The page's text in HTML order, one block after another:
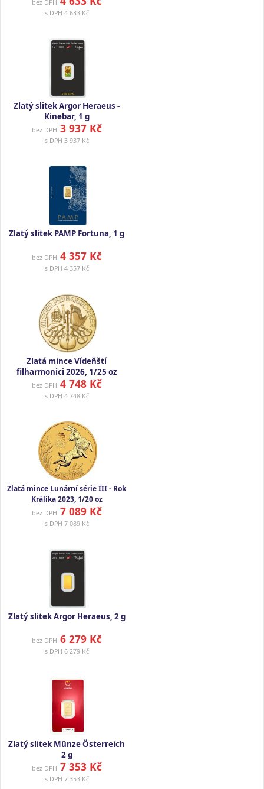
bez DPH
s DPH 4 633 Kč
Zlatý slitek Argor Heraeus -
Kinebar, 1 g
bez DPH 3 937 Kč
s DPH 3 937 Kč
Zlatý slitek PAMP Fortuna, 1 g
bez DPH 4 357 Kč
s DPH 4 357 Kč
Zlatá mince Vídeňští
filharmonici 2026, 1/25 oz
bez DPH 4 748 Kč
s DPH 4 748 Kč
Zlatá mince Lunární série III - Rok
Králíka 2023, 1/20 oz
bez DPH 7 089 Kč
s DPH 7 089 Kč
Zlatý slitek Argor Heraeus, 2 g
bez DPH 6 279 Kč
s DPH 6 279 Kč
Zlatý slitek Münze Österreich
2 g
bez DPH 7 353 Kč
s DPH 7 353 Kč